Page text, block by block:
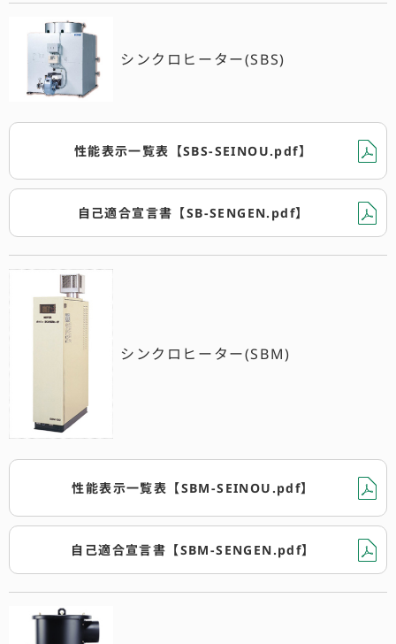
シンクロヒーター(SBS)
性能表示一覧表【SBS-SEINOU.pdf】
自己適合宣言書【SB-SENGEN.pdf】
シンクロヒーター(SBM)
性能表示一覧表【SBM-SEINOU.pdf】
自己適合宣言書【SBM-SENGEN.pdf】